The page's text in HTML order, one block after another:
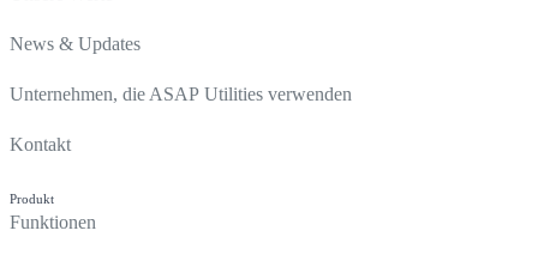
News & Updates
Unternehmen, die ASAP Utilities verwenden
Kontakt
Produkt
Funktionen